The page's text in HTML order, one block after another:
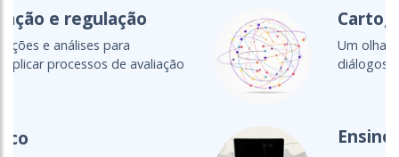
Cartografias do setor
Um olhar global para as políticas,
diálogos e transformações da...
Ensino a distância